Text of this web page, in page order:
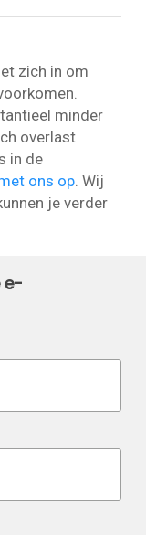
zich in om
minder
overlast
in de
ons op. Wij
je verder
e-